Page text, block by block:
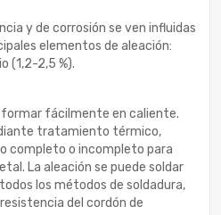
y de corrosión se ven influidas
elementos de aleación:
(1,2-2,5 %).
fácilmente en caliente.
tratamiento térmico,
completo o incompleto para
La aleación se puede soldar
los métodos de soldadura,
del cordón de